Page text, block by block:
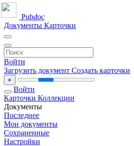
Pubdoc
Документы Карточки
Войти
Загрузить документ Создать карточки
×
Войти
Карточки Коллекции
Документы
Последнее
Мои документы
Сохраненные
Настройки